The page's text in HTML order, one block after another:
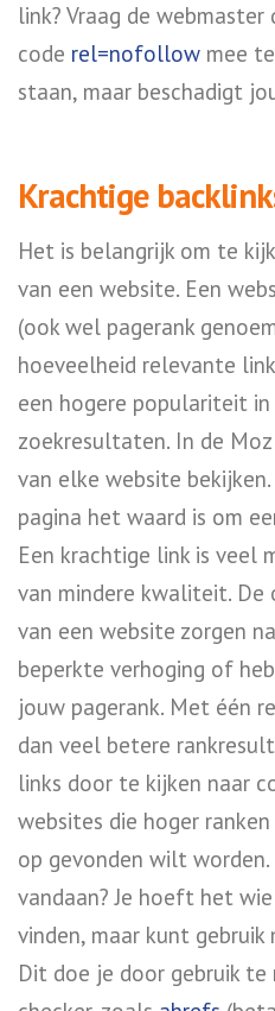
link? Vraag de
code rel=nofollow mee
staan, maar beschadigt
Krachtige
Het is belangrijk om te
van een website. Een
(ook wel pagerank
hoeveelheid relevante
een hogere populariteit
zoekresultaten. In de
van elke website
pagina het waard is om
Een krachtige link is veel
van mindere kwaliteit.
van een website zorgen
beperkte verhoging of
jouw pagerank. Met één
dan veel betere
links door te kijken naar
websites die hoger
op gevonden wilt
vandaan? Je hoeft het
vinden, maar kunt gebruik
Dit doe je door gebruik te